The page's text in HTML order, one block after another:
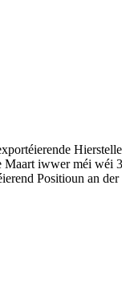
iwwer méi wéi
Positioun an